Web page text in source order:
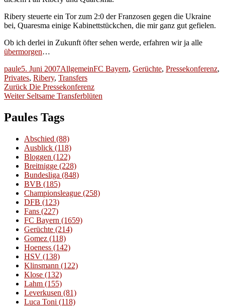
Ribery steuerte ein Tor zum 2:0 der Franzosen gegen die Ukraine
bei, Quaresma einige Kabinettstückchen, die mir ganz gut gefielen.
Ob ich derlei in Zukunft öfter sehen werde, erfahren wir ja alle
übermorgen…
Autor
pauleVeröffentlicht
am
5. Juni 2007Kategorien
AllgemeinSchlagwörter
FC Bayern, Gerüchte, Pressekonferenz,
Privates, Ribery, Transfers
Beitragsnavigation
Zurück Vorheriger
Beitrag:
Die Pressekonferenz
Weiter Nächster
Seltsame Transferblüten
Paules Tags
Abschied (88)
Ausblick (118)
Bloggen (122)
Breitnigge (228)
Bundesliga (848)
BVB (185)
Championsleague (258)
DFB (123)
Fans (227)
FC Bayern (1659)
Gerüchte (214)
Gomez (118)
Hoeness (142)
HSV (138)
Klinsmann (122)
Klose (132)
Lahm (155)
Leverkusen (81)
Luca Toni (118)